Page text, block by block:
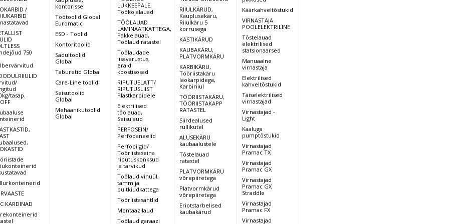
200 kg
285 kg
Laadija pinge/võimsus
24V/30A 24V/50A
/
750
tasap.
KARDINAD
kontorisse
Töötoolid Global
Euromatic
ESD - Toolid
Kontoritoolid
Sadultoolid
Global
Taburetid Global
Care-Line toolid
Seisutoolid
Global
Mehaanikutoolid
Global
LUKKSEPALE,
Töökojalauad
TÖÖLAUAD
LAMINAATKATTEGA,
Pakkelauad,
Töölaud ratastel
Töölaudade
lisavarustus,
eraldi
koostisosad
RIPUTUSLATT/
RIPUTUSLIIST
Plastkarpidele
Elektrilised
töölauad,
Seisulaud
PERFOSEIN/
Perfopaneelid
Perfopiigid/
Tööriistaseina
riputuskonksud
ja tarvikud
Töölaud vinüül,
tamm ja
puitkiudkattega
Tööriistasahtlid
Montaazilaud
Töölaud garaazi
RIIULKÄRUD,
Kauplusekäru,
Riiulkäru 5
korrusega
KASTIKÄRUD
KAUBAKÄRU,
PLATVORMKÄRU
KARBIKÄRU,
Tööriistakäru
laokarpidega,
Karbiriiul
TÖÖRIISTAKÄRU,
TÖÖRIISTAKAPP
RATASTEL
Siirdealused
rullikutel
ALUSEKÄRU
kaubaalustele
Tõstelauad
ratastel
PLATVORMKÄRU
võrepiiretega
Platvormkärud
võrepiiretega
Eriotstarbelised
kaubakärud
Käärkahveltõstukid
VIRNASTAJA
POOLELEKTRILINE
Tõstelauad
elektrilised
statsionaarsed
Manuaalne
virnastaja
Elektrilised
kahveltõstukid
Täiselektrilised
virnastajad
Virnastajad -
Light
Kaaluga
pumptõstukid
Virnastajad
Pramac TX
Virnastajad
Pramac GX
Virnastajad
Pramac GX
Straddle
Virnastajad
Pramac FX
Virnastajad